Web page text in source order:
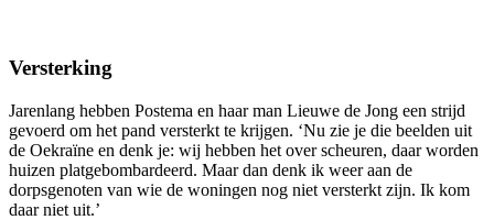
Versterking
Jarenlang hebben Postema en haar man Lieuwe de Jong een strijd
gevoerd om het pand versterkt te krijgen. ‘Nu zie je die beelden uit
de Oekraïne en denk je: wij hebben het over scheuren, daar worden
huizen platgebombardeerd. Maar dan denk ik weer aan de
dorpsgenoten van wie de woningen nog niet versterkt zijn. Ik kom
daar niet uit.’